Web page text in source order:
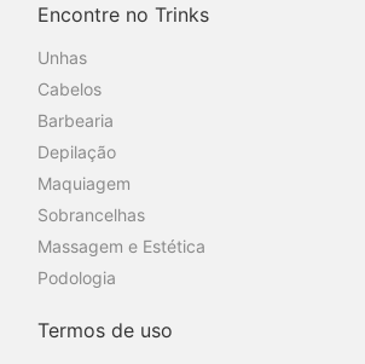
Encontre no Trinks
Unhas
Cabelos
Barbearia
Depilação
Maquiagem
Sobrancelhas
Massagem e Estética
Podologia
Termos de uso